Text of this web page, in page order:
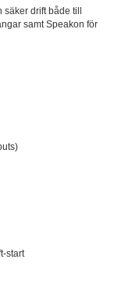
drift både till
samt Speakon för
start